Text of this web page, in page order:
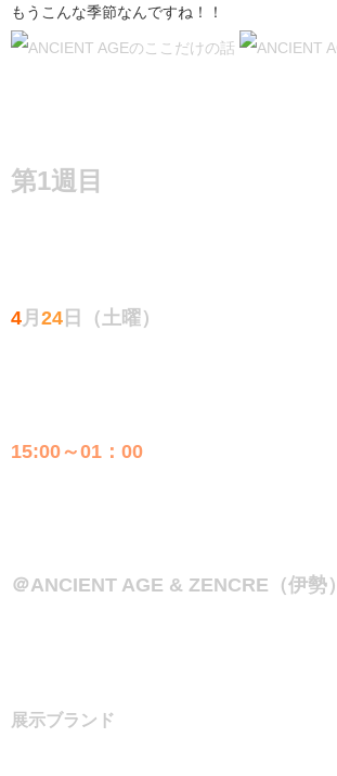
もうこんな季節なんですね！！
第1週目
4月 24 日（土曜）
15:00～01：00
＠ANCIENT AGE & ZENCRE（伊勢）
展示ブランド